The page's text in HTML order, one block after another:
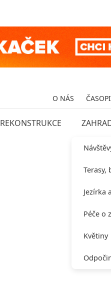
O NÁS
REKONSTRUKCE
Terasy,
Jezírka
Péče o
Květiny